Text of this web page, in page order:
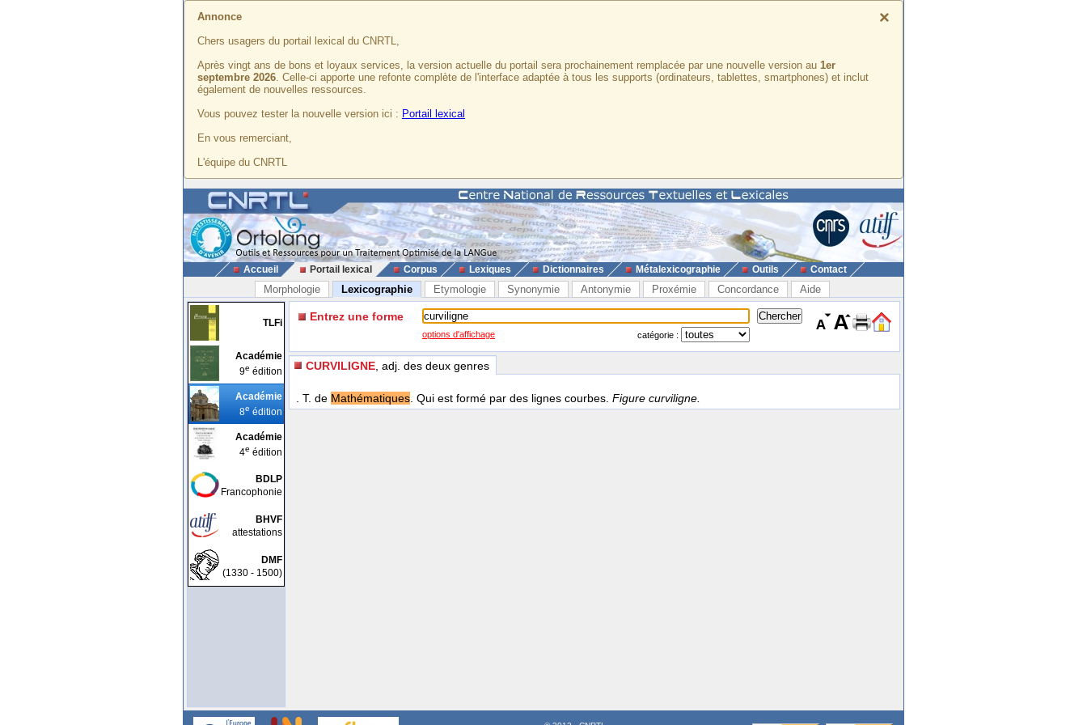
×
Annonce
Chers usagers du portail lexical du CNRTL,
Après vingt ans de bons et loyaux services, la version actuelle du portail sera prochainement remplacée par une nouvelle version au 1er
septembre 2026. Celle-ci apporte une refonte complète de l'interface adaptée à tous les supports (ordinateurs, tablettes, smartphones) et inclut
également de nouvelles ressources.
Vous pouvez tester la nouvelle version ici : Portail lexical
En vous remerciant,
L'équipe du CNRTL
Accueil Portail lexical Corpus Lexiques Dictionnaires Métalexicographie Outils Contact
Morphologie Lexicographie Etymologie Synonymie Antonymie Proxémie Concordance Aide
TLFi
Académie
9e édition
Académie
8e édition
Académie
4e édition
BDLP
Francophonie
BHVF
attestations
DMF
(1330 - 1500)
Entrez une forme
options d'affichage catégorie :
CURVILIGNE , adj. des deux genres
. T. de Mathématiques. Qui est formé par des lignes courbes. Figure curviligne.